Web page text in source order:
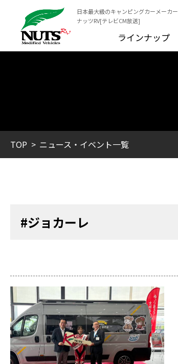
日本最大級のキャンピングカーメーカー
ナッツRV[テレビCM放送]
ラインナップ
TOP ニュース・イベント一覧
#ジョカーレ